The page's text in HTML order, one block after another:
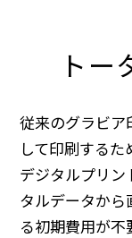
トー
従来のグラビア
して印刷するた
デジタルプリン
タルデータから
る初期費用が不